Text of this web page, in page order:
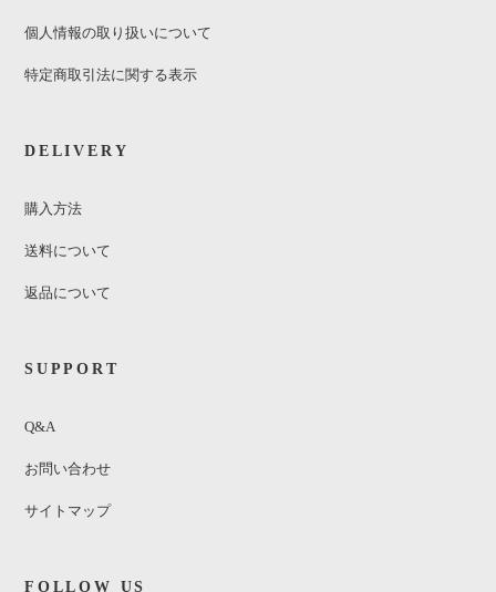
個人情報の取り扱いについて
特定商取引法に関する表示
DELIVERY
購入方法
送料について
返品について
SUPPORT
Q&A
お問い合わせ
サイトマップ
FOLLOW US